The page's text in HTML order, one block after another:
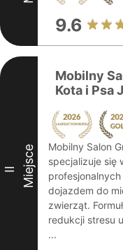
9.6
II Miejsce
Mobilny
Kota i Psa
Mobilny Salon
specjalizuje się
profesjonalnych
dojazdem do
zwierząt.
redukcji stresu
...